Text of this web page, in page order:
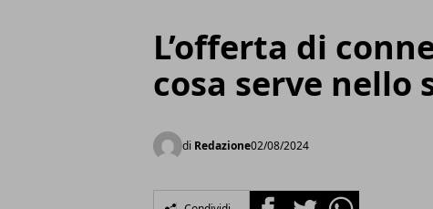
L’offerta di
cosa serve nello
di Redazione02/08/2024
FacebookTwitterWhatsapp